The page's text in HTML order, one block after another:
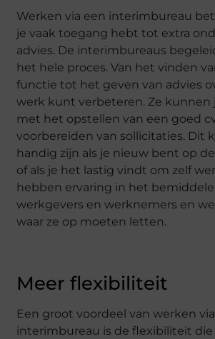
Werken via een interimbureau
je vaak toegang hebt tot extra
advies. De interimbureaus
het hele proces. Van het vinden
functie tot het geven van advies
werk kunt verbeteren. Ze kunnen
met het opstellen van een goed
voorbereiden van sollicitaties. Dit
handig zijn als je nieuw bent op
of als je het lastig vindt om zelf
hebben ervaring in het
werkgevers en werknemers en
waar ze op moeten letten.
Meer flexibiliteit
Een groot voordeel van werken
interimbureau is de flexibiliteit die